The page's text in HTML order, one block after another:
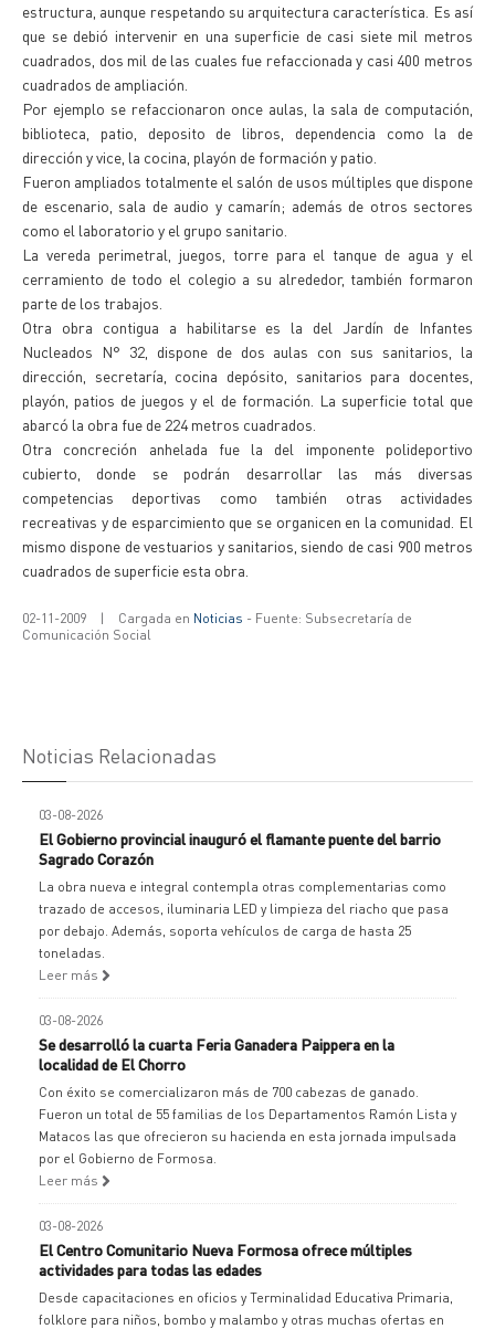
estructura, aunque respetando su arquitectura característica. Es así
que se debió intervenir en una superficie de casi siete mil metros
cuadrados, dos mil de las cuales fue refaccionada y casi 400 metros
cuadrados de ampliación.
Por ejemplo se refaccionaron once aulas, la sala de computación,
biblioteca, patio, deposito de libros, dependencia como la de
dirección y vice, la cocina, playón de formación y patio.
Fueron ampliados totalmente el salón de usos múltiples que dispone
de escenario, sala de audio y camarín; además de otros sectores
como el laboratorio y el grupo sanitario.
La vereda perimetral, juegos, torre para el tanque de agua y el
cerramiento de todo el colegio a su alrededor, también formaron
parte de los trabajos.
Otra obra contigua a habilitarse es la del Jardín de Infantes
Nucleados N° 32, dispone de dos aulas con sus sanitarios, la
dirección, secretaría, cocina depósito, sanitarios para docentes,
playón, patios de juegos y el de formación. La superficie total que
abarcó la obra fue de 224 metros cuadrados.
Otra concreción anhelada fue la del imponente polideportivo
cubierto, donde se podrán desarrollar las más diversas
competencias deportivas como también otras actividades
recreativas y de esparcimiento que se organicen en la comunidad. El
mismo dispone de vestuarios y sanitarios, siendo de casi 900 metros
cuadrados de superficie esta obra.
02-11-2009 | Cargada en Noticias - Fuente: Subsecretaría de
Comunicación Social
Noticias Relacionadas
03-08-2026
El Gobierno provincial inauguró el flamante puente del barrio
Sagrado Corazón
La obra nueva e integral contempla otras complementarias como
trazado de accesos, iluminaria LED y limpieza del riacho que pasa
por debajo. Además, soporta vehículos de carga de hasta 25
toneladas.
Leer más
03-08-2026
Se desarrolló la cuarta Feria Ganadera Paippera en la
localidad de El Chorro
Con éxito se comercializaron más de 700 cabezas de ganado.
Fueron un total de 55 familias de los Departamentos Ramón Lista y
Matacos las que ofrecieron su hacienda en esta jornada impulsada
por el Gobierno de Formosa.
Leer más
03-08-2026
El Centro Comunitario Nueva Formosa ofrece múltiples
actividades para todas las edades
Desde capacitaciones en oficios y Terminalidad Educativa Primaria,
folklore para niños, bombo y malambo y otras muchas ofertas en